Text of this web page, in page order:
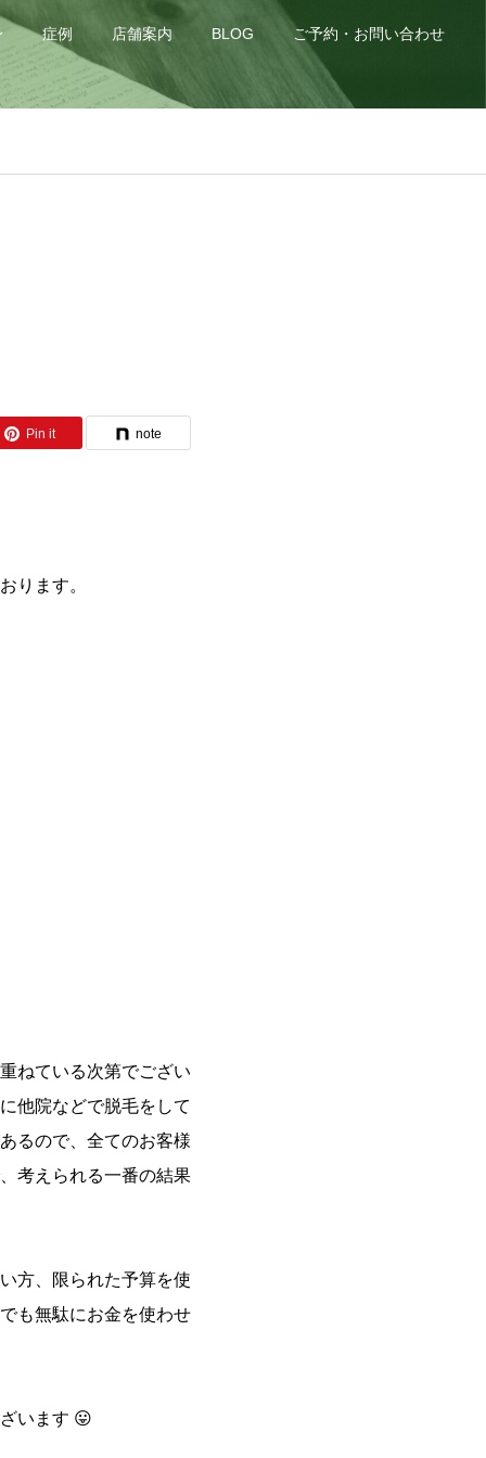
症例 店舗案内 BLOG ご予約・お問い合わせ
Pin it note
ります。
ねている次第でござい
他院などで脱毛をして
るので、全てのお客様
考えられる一番の結果
方、限られた予算を使
も無駄にお金を使わせ
います 😛